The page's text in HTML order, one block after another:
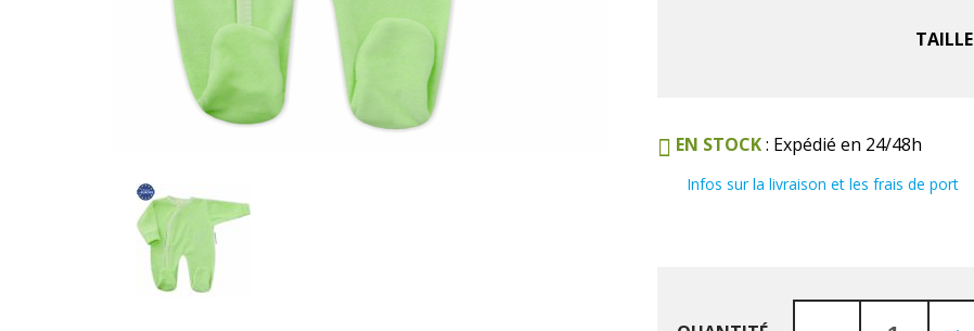
TAILLE
EN STOCK : Expédié en 24/48h
Infos sur la livraison et les frais de port